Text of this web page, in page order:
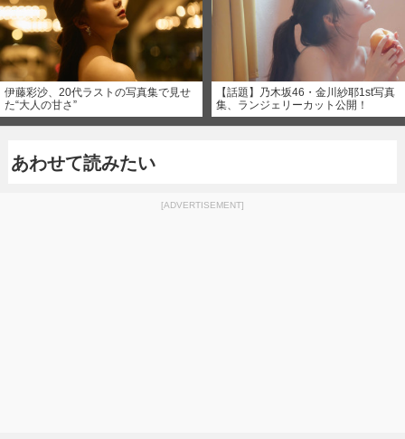
伊藤彩沙、20代ラストの写真集で見せ
た“大人の甘さ”
【話題】乃木坂46・金川紗耶1st写真
集、ランジェリーカット公開！
あわせて読みたい
[ADVERTISEMENT]